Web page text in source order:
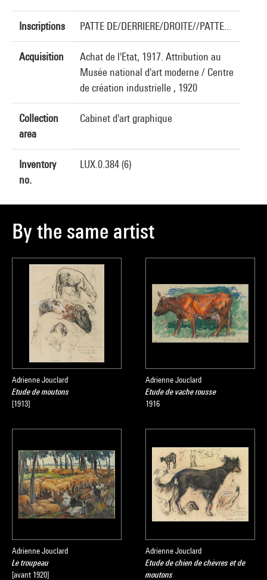
Inscriptions PATTE DE/DERRIERE/DROITE//PATTE...
Acquisition
Achat de l'Etat, 1917. Attribution au
Musée national d'art moderne / Centre
de création industrielle , 1920
Collection
area
Cabinet d'art graphique
Inventory
no.
LUX.0.384 (6)
By the same artist
Adrienne Jouclard
Etude de moutons
[1913]
Adrienne Jouclard
Etude de vache rousse
1916
Adrienne Jouclard
Le troupeau
[avant 1920]
Adrienne Jouclard
Etude de chien de chèvres et de
moutons